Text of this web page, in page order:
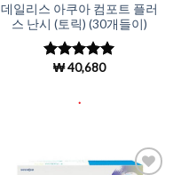
데일리스 아쿠아 컴포트 플러
스 난시 (토릭) (30개들이)
5 중에서
₩40,680
.